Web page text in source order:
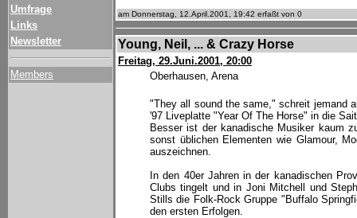
Umfrage
Links
Newsletter
Members
am Donnerstag, 12.April.2001, 19:42 erfaßt von 0
Young, Neil, ... & Crazy Horse
Freitag, 29.Juni.2001, 20:00
Oberhausen, Arena
"They all sound the same," schreit jemand
'97 Liveplatte "Year Of The Horse" in die
Besser ist der kanadische Musiker kaum
sonst üblichen Elementen wie Glamour,
auszeichnen.
In den 40er Jahren in der kanadischen
Clubs tingelt und in Joni Mitchell und
Stills die Folk-Rock Gruppe "Buffalo
den ersten Erfolgen.